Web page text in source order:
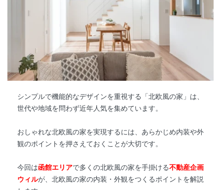
シンプルで機能的なデザインを重視する「北欧風の家」は、
世代や地域を問わず近年人気を集めています。
おしゃれな北欧風の家を実現するには、あらかじめ内装や外
観のポイントを押さえておくことが大切です。
今回は函館エリアで多くの北欧風の家を手掛ける不動産企画
ウィルが、北欧風の家の内装・外観をつくるポイントを解説